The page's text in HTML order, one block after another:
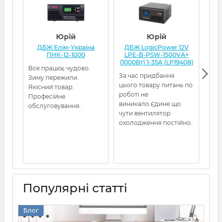
Юрій
ДБЖ Елім-Україна
ПНК-12-1000
Все працює чудово.
Зиму пережили.
Якісний товар.
Професійне
обслуговування.
Юрій
ДБЖ LogicPower 12V
LPE-B-PSW-1500VA+
(1000Вт) 1-35A (LP19408)
За час придбання
цього товару питань по
роботі не
виникало.Єдине що
чути вентилятор
охолодження постійно.
Популярні статті
Блог